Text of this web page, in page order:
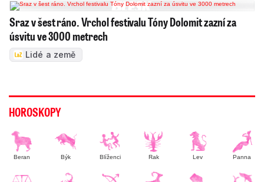
Sraz v šest ráno. Vrchol festivalu Tóny Dolomit zazní za
úsvitu ve 3000 metrech
Lidé a země
HOROSKOPY
Beran Býk Blíženci Rak Lev Panna